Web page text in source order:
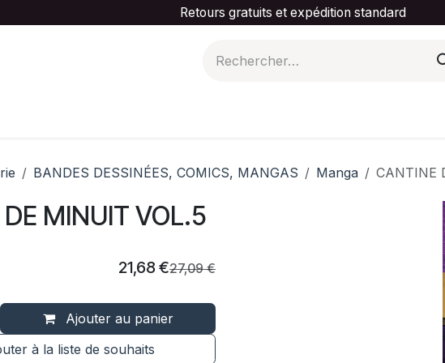
Retours gratuits et expédition standard
BANDES DESSINÉES, COMICS, MANGAS Manga CANTINE
MINUIT VOL.5
Ajouter au panier
à la liste de souhaits
21,68€27,09€